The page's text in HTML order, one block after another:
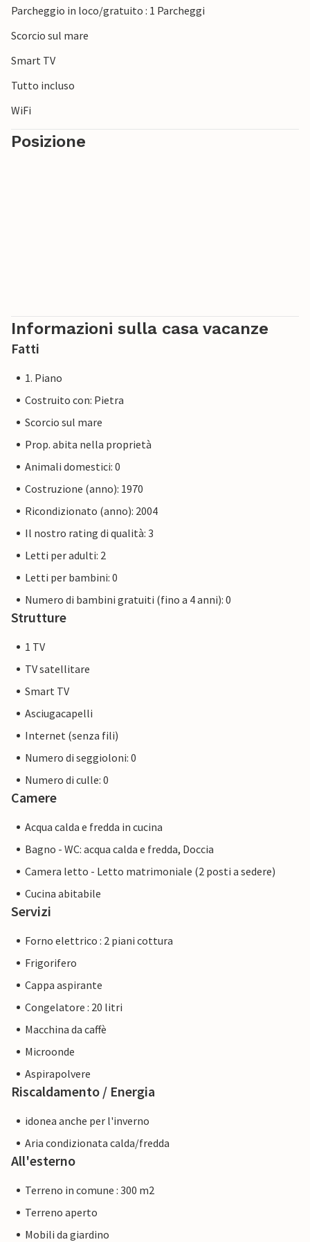
Parcheggio in loco/gratuito : 1 Parcheggi
Scorcio sul mare
Smart TV
Tutto incluso
WiFi
Posizione
Informazioni sulla casa vacanze
Fatti
1. Piano
Costruito con: Pietra
Scorcio sul mare
Prop. abita nella proprietà
Animali domestici: 0
Costruzione (anno): 1970
Ricondizionato (anno): 2004
Il nostro rating di qualità: 3
Letti per adulti: 2
Letti per bambini: 0
Numero di bambini gratuiti (fino a 4 anni): 0
Strutture
1 TV
TV satellitare
Smart TV
Asciugacapelli
Internet (senza fili)
Numero di seggioloni: 0
Numero di culle: 0
Camere
Acqua calda e fredda in cucina
Bagno - WC: acqua calda e fredda, Doccia
Camera letto - Letto matrimoniale (2 posti a sedere)
Cucina abitabile
Servizi
Forno elettrico : 2 piani cottura
Frigorifero
Cappa aspirante
Congelatore : 20 litri
Macchina da caffè
Microonde
Aspirapolvere
Riscaldamento / Energia
idonea anche per l'inverno
Aria condizionata calda/fredda
All'esterno
Terreno in comune : 300 m2
Terreno aperto
Mobili da giardino